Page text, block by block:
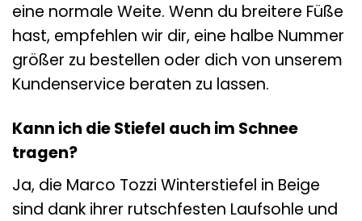
eine normale Weite. Wenn du breitere Füße
hast, empfehlen wir dir, eine halbe Nummer
größer zu bestellen oder dich von unserem
Kundenservice beraten zu lassen.
Kann ich die Stiefel auch im Schnee
tragen?
Ja, die Marco Tozzi Winterstiefel in Beige
sind dank ihrer rutschfesten Laufsohle und